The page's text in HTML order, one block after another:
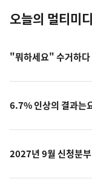
오늘의 멀티미
"뭐하세요" 수거하다
6.7% 인상의 결과는
2027년 9월 신청분